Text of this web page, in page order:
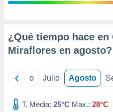
e
mediante
publicidad
¿Qué tiempo hace en
Miraflores en agosto?
Junio Julio Agosto
T. Media: 25°C Max.: 28°C